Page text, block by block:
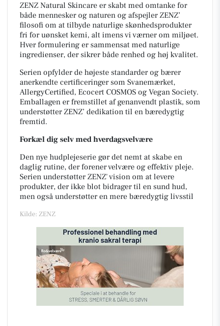
ZENZ Natural Skincare er skabt med omtanke for
både mennesker og naturen og afspejler ZENZ’
filosofi om at tilbyde naturlige skønhedsprodukter
fri for uønsket kemi, alt imens vi værner om miljøet.
Hver formulering er sammensat med naturlige
ingredienser, der sikrer både renhed og høj kvalitet.
Serien opfylder de højeste standarder og bærer
anerkendte certificeringer som Svanemærket,
AllergyCertified, Ecocert COSMOS og Vegan Society.
Emballagen er fremstillet af genanvendt plastik, som
understøtter ZENZ’ dedikation til en bæredygtig
fremtid.
Forkæl dig selv med hverdagsvelvære
Den nye hudplejeserie gør det nemt at skabe en
daglig rutine, der forener velvære og effektiv pleje.
Serien understøtter ZENZ' vision om at levere
produkter, der ikke blot bidrager til en sund hud,
men også understøtter en mere bæredygtig livsstil
Kilde: ZENZ